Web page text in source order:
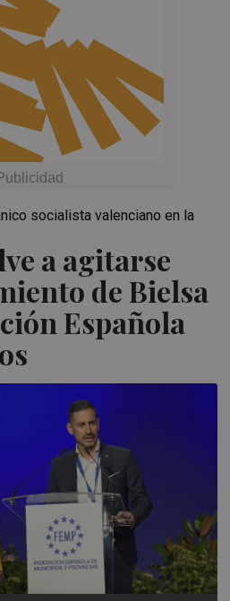
a agitarse
de Bielsa
Española
socialista valenciano en la